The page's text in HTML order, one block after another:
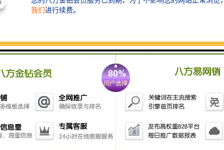
和管理，用户可以通过图形化界面进行设置和控制。
灵活性。
8. **安全性**：系统通常具备数据加密、权限管理等安
全措施，以保护影像资料不被 unauthorized access。
9. **兼容性**：能够与多种设备和系统进行联网和集
成，支持多种视频格式与传输协议，增强系统的适用
性。
10. **多种输出方式**：支持通过多种媒介（如HDMI、